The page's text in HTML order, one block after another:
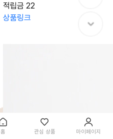
홈 관심 상품 마이페이지
적립금 22
상품링크